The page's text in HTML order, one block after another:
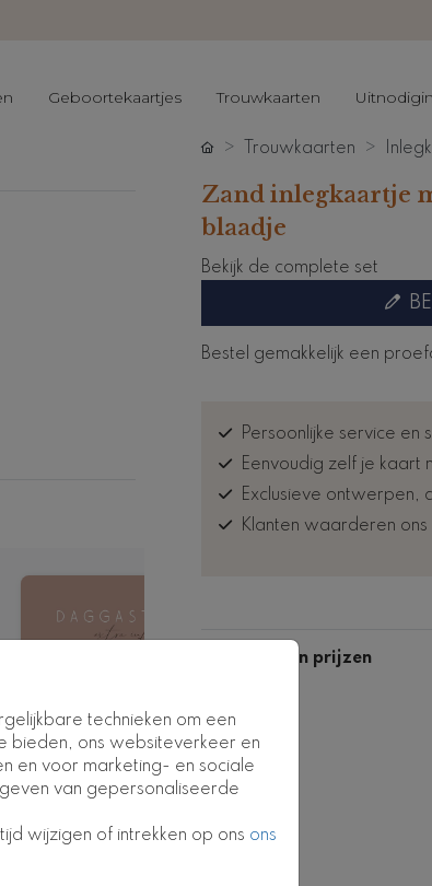
Geboortekaartjes Trouwkaarten
technieken om een
bieden, ons websiteverkeer en
en voor marketing- en sociale
van gepersonaliseerde
wijzigen of intrekken op ons ons
Trouwkaarten
Zand inlegkaartje
blaadje
Bekijk de complete set
Bestel gemakkelijk een
Persoonlijke service en
Eenvoudig zelf je kaart
Exclusieve ontwerpen,
Klanten waarderen
Formaten en prijzen